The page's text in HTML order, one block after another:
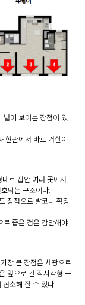
넓어 보이는 장점이 있
현관에서 바로 거실이
로 집안 여러 곳에서
되는 구조이다.
장점으로 발코니 확장
로 좁은 점은 감안해야
장 큰 장점은 채광으로
옆으로 긴 직사각형 구
소해 질 수 있다.